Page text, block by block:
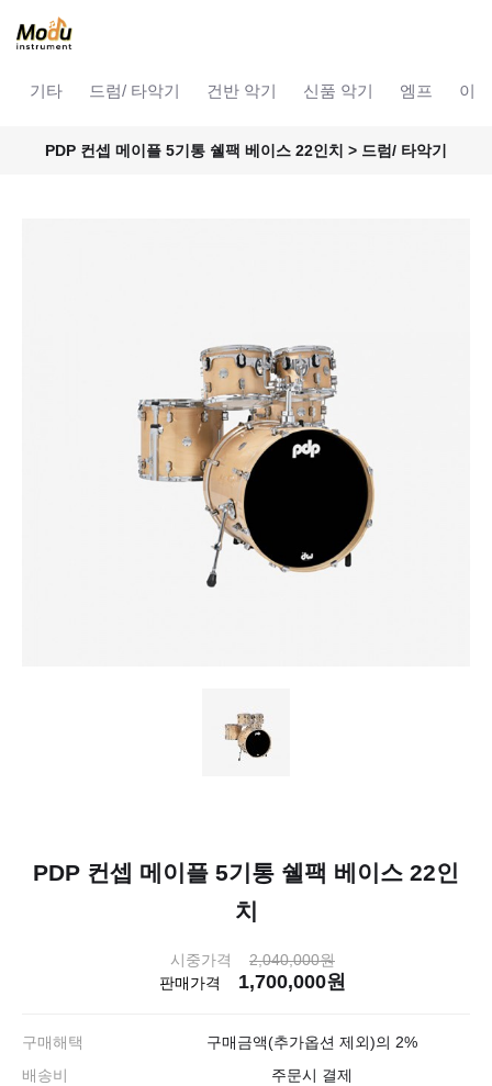
기타 드럼/ 타악기 건반 악기 신품 악기 엠프 이
PDP 컨셉 메이플 5기통 쉘팩 베이스 22인치 > 드럼/ 타악기
PDP 컨셉 메이플 5기통 쉘팩 베이스 22인
치
시중가격
2,040,000원
판매가격
1,700,000원
구매해택
구매금액(추가옵션 제외)의 2%
배송비
주문시 결제